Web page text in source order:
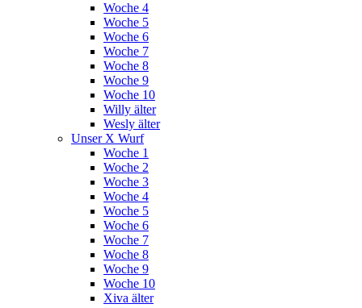
Woche 4
Woche 5
Woche 6
Woche 7
Woche 8
Woche 9
Woche 10
Willy älter
Wesly älter
Unser X Wurf
Woche 1
Woche 2
Woche 3
Woche 4
Woche 5
Woche 6
Woche 7
Woche 8
Woche 9
Woche 10
Xiva älter